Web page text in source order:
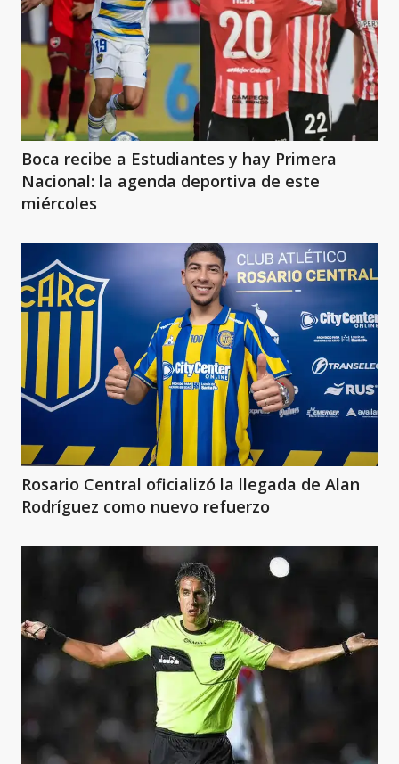
Boca recibe a Estudiantes y hay Primera
Nacional: la agenda deportiva de este
miércoles
Rosario Central oficializó la llegada de Alan
Rodríguez como nuevo refuerzo